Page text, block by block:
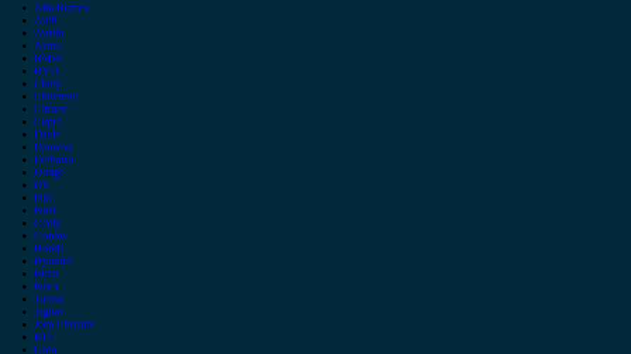
Alfa Romeo
Audi
Austin
Acura
BMW
BYD
Chery
Chevrolet
Citroen
Cupra
Dacia
Daewoo
Daihatsu
Dodge
DS
Fiat
Ford
Geely
Gonow
Honda
Hyundai
Isuzu
iveco
Jaecoo
Jaguar
Jeep Chrysler
KIA
Lada